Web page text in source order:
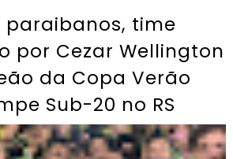
paraibanos, time
por Cezar Wellington
da Copa Verão
Sub-20 no RS